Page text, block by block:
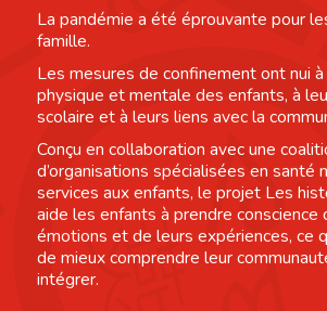
La pandémie a été éprouvante pour
famille.
Les mesures de confinement ont nui
physique et mentale des enfants, à
scolaire et à leurs liens avec la
Conçu en collaboration avec une
d’organisations spécialisées en santé
services aux enfants, le projet Les
aide les enfants à prendre conscience
émotions et de leurs expériences, ce
de mieux comprendre leur
intégrer.